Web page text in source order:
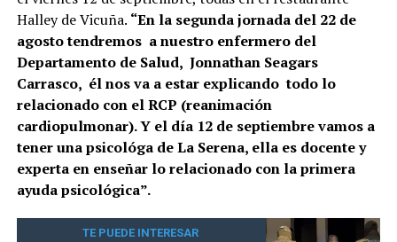
Halley de Vicuña. “En la segunda jornada del 22 de
agosto tendremos a nuestro enfermero del
Departamento de Salud, Jonnathan Seagars
Carrasco, él nos va a estar explicando todo lo
relacionado con el RCP (reanimación
cardiopulmonar). Y el día 12 de septiembre vamos a
tener una psicológa de La Serena, ella es docente y
experta en enseñar lo relacionado con la primera
ayuda psicológica”.
TE PUEDE INTERESAR